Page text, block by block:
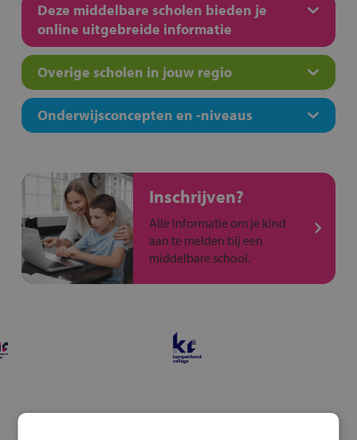
Deze middelbare scholen bieden je
online uitgebreide informatie
Overige scholen in jouw regio
Onderwijsconcepten en -niveaus
Inschrijven?
Alle informatie om je kind
aan te melden bij een
middelbare school.